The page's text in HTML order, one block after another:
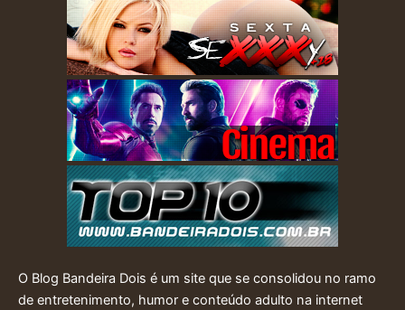
O Blog Bandeira Dois é um site que se consolidou no ramo
de entretenimento, humor e conteúdo adulto na internet